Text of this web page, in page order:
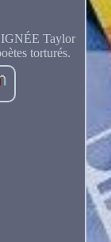
Taylor
torturés.